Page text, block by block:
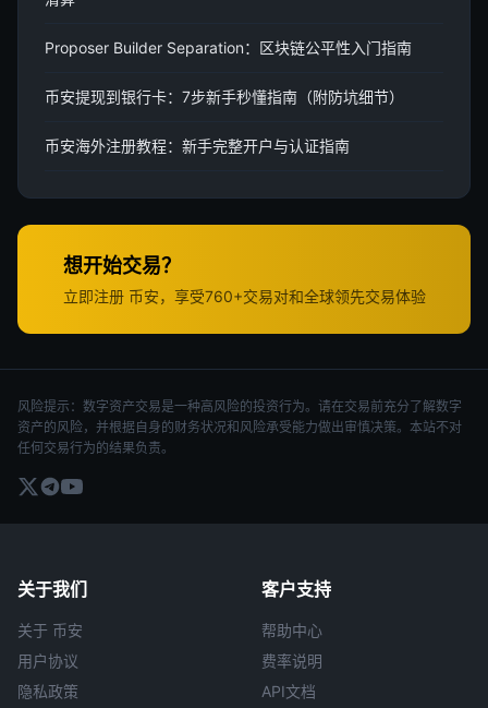
Proposer Builder Separation：区块链公平性入门指南
币安提现到银行卡：7步新手秒懂指南（附防坑细节）
币安海外注册教程：新手完整开户与认证指南
想开始交易？
立即注册 币安，享受760+交易对和全球领先交易体验
风险提示：数字资产交易是一种高风险的投资行为。请在交易前充分了解数字
资产的风险，并根据自身的财务状况和风险承受能力做出审慎决策。本站不对
任何交易行为的结果负责。
关于我们
关于 币安
用户协议
隐私政策
客户支持
帮助中心
费率说明
API文档